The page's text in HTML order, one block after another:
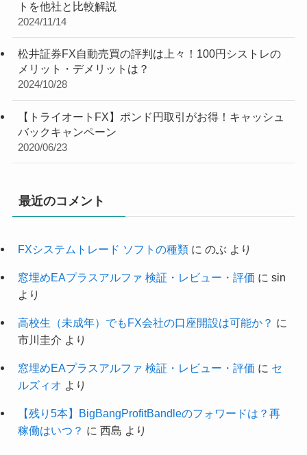
トを他社と比較解説
2024/11/14
松井証券FX自動売買の評判は上々！100円シストレの
メリット・デメリットは？
2024/10/28
【トライオートFX】ポンド円取引がお得！キャッシュ
バックキャンペーン
2020/06/23
最近のコメント
FXシステムトレード ソフトの種類に のぶ より
窓埋めEAプラスアルファ 検証・レビュー・評価 に sin
より
高校生（未成年）でもFX会社の口座開設は可能か？ に
市川圭介 より
窓埋めEAプラスアルファ 検証・レビュー・評価 に セ
ルズィオ より
【残り5本】BigBangProfitBandleのフォワードは？再
稼働はいつ？ に 西島 より